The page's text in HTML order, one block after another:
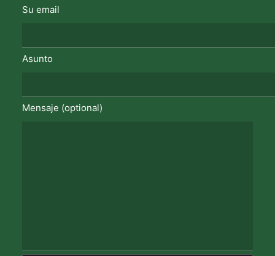
Su email
Asunto
Mensaje (optional)